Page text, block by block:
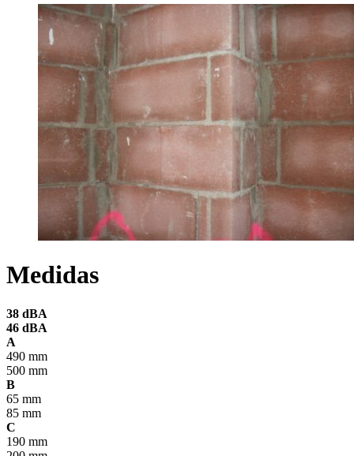
Medidas
38 dBA
46 dBA
A
490 mm
500 mm
B
65 mm
85 mm
C
190 mm